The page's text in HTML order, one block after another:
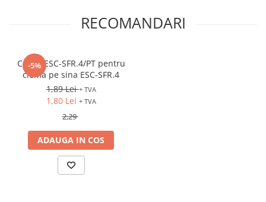
Limitatoare pozitie mecanice
Butoane si lampi
Butoane
Ciuperci emergenta,
Potentiometre, Butoane diverse
Accesorii butoane lampi
RECOMANDARI
-5%
Capac ESC-SFR.4/PT pentru
clema pe sina ESC-SFR.4
1,89 Lei+ TVA
1,80 Lei + TVA
2,29
ADAUGA IN COS